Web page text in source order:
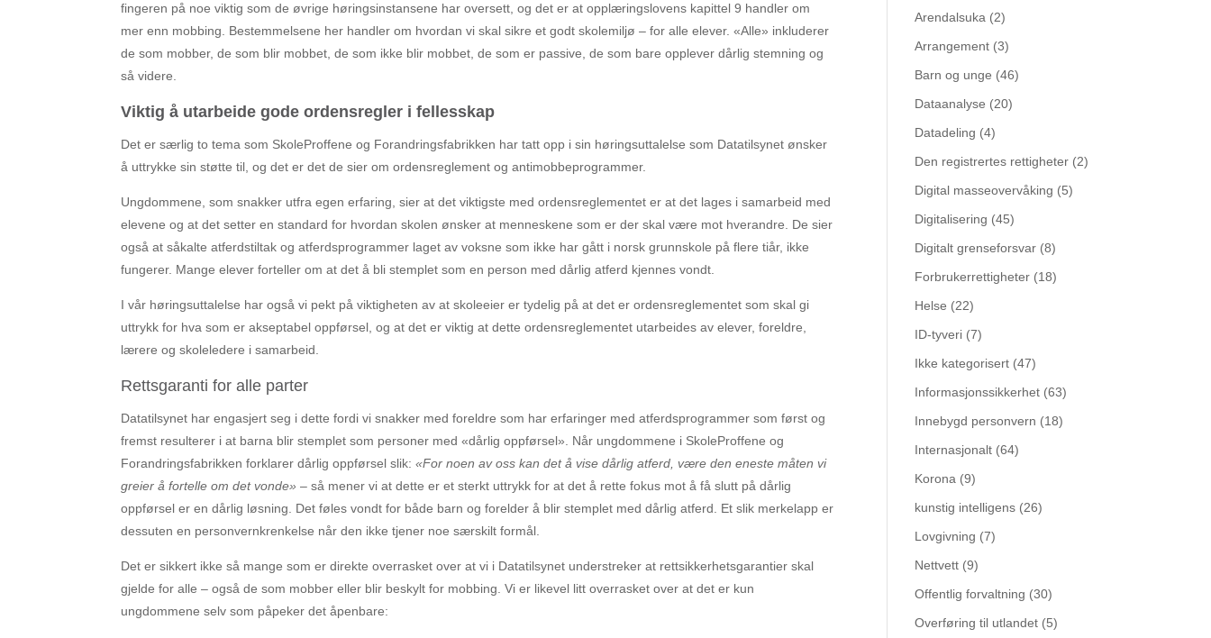
fingeren på noe viktig som de øvrige høringsinstansene har oversett, og det er at opplæringslovens kapittel 9 handler om
mer enn mobbing. Bestemmelsene her handler om hvordan vi skal sikre et godt skolemiljø – for alle elever. «Alle» inkluderer
de som mobber, de som blir mobbet, de som ikke blir mobbet, de som er passive, de som bare opplever dårlig stemning og
så videre.
Viktig å utarbeide gode ordensregler i fellesskap
Det er særlig to tema som SkoleProffene og Forandringsfabrikken har tatt opp i sin høringsuttalelse som Datatilsynet ønsker
å uttrykke sin støtte til, og det er det de sier om ordensreglement og antimobbeprogrammer.
Ungdommene, som snakker utfra egen erfaring, sier at det viktigste med ordensreglementet er at det lages i samarbeid med
elevene og at det setter en standard for hvordan skolen ønsker at menneskene som er der skal være mot hverandre. De sier
også at såkalte atferdstiltak og atferdsprogrammer laget av voksne som ikke har gått i norsk grunnskole på flere tiår, ikke
fungerer. Mange elever forteller om at det å bli stemplet som en person med dårlig atferd kjennes vondt.
I vår høringsuttalelse har også vi pekt på viktigheten av at skoleeier er tydelig på at det er ordensreglementet som skal gi
uttrykk for hva som er akseptabel oppførsel, og at det er viktig at dette ordensreglementet utarbeides av elever, foreldre,
lærere og skoleledere i samarbeid.
Rettsgaranti for alle parter
Datatilsynet har engasjert seg i dette fordi vi snakker med foreldre som har erfaringer med atferdsprogrammer som først og
fremst resulterer i at barna blir stemplet som personer med «dårlig oppførsel». Når ungdommene i SkoleProffene og
Forandringsfabrikken forklarer dårlig oppførsel slik:«For noen av oss kan det å vise dårlig atferd, være den eneste måten vi
greier å fortelle om det vonde»– så mener vi at dette er et sterkt uttrykk for at det å rette fokus mot å få slutt på dårlig
oppførsel er en dårlig løsning. Det føles vondt for både barn og forelder å blir stemplet med dårlig atferd. Et slik merkelapp er
dessuten en personvernkrenkelse når den ikke tjener noe særskilt formål.
Det er sikkert ikke så mange som er direkte overrasket over at vi i Datatilsynet understreker at rettsikkerhetsgarantier skal
gjelde for alle – også de som mobber eller blir beskylt for mobbing. Vi er likevel litt overrasket over at det er kun
ungdommene selv som påpeker det åpenbare:
Arendalsuka (2)
Arrangement (3)
Barn og unge (46)
Dataanalyse (20)
Datadeling (4)
Den registrertes rettigheter (2)
Digital masseovervåking (5)
Digitalisering (45)
Digitalt grenseforsvar (8)
Forbrukerrettigheter (18)
Helse (22)
ID-tyveri (7)
Ikke kategorisert (47)
Informasjonssikkerhet (63)
Innebygd personvern (18)
Internasjonalt (64)
Korona (9)
kunstig intelligens (26)
Lovgivning (7)
Nettvett (9)
Offentlig forvaltning (30)
Overføring til utlandet (5)